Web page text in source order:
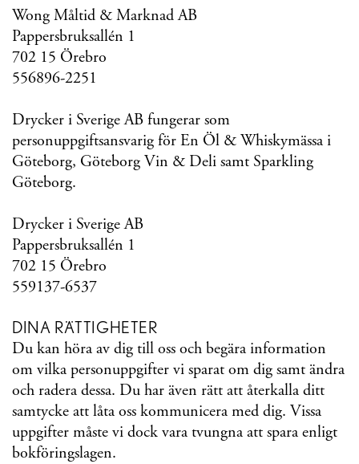
Wong Måltid & Marknad AB
Pappersbruksallén 1
702 15 Örebro
556896-2251
Drycker i Sverige AB fungerar som
personuppgiftsansvarig för En Öl & Whiskymässa i
Göteborg, Göteborg Vin & Deli samt Sparkling
Göteborg.
Drycker i Sverige AB
Pappersbruksallén 1
702 15 Örebro
559137-6537
DINA RÄTTIGHETER
Du kan höra av dig till oss och begära information
om vilka personuppgifter vi sparat om dig samt ändra
och radera dessa. Du har även rätt att återkalla ditt
samtycke att låta oss kommunicera med dig. Vissa
uppgifter måste vi dock vara tvungna att spara enligt
bokföringslagen.